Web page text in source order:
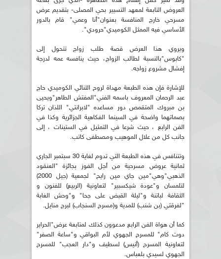
العروض التابعة لمعهد التسيير بحي المصلى- بتقديم عرض
مسرحي خارج المنافسة بعنوان"أنا وعمي" قام بالدور
الأساسي فيه الممثل الكوميدي"حرودي".
ويروي هذا العرض قصة طلب زواج تتحول إلى
"كابوس"بالنسبة لطالب الزواج، حيث ينافسه عمه لدرجة
إفشال مشروع زواجه.
للإشارة فإن هذه الطبعة مهداة لروح الثنائي الكوميدي حاج
عبد الرحمان المعروف باسمه الفني"المفتش الطاهر"ويحيى
بن مبروك المتقمص دور مساعده "لابرانتي" اللذان تركا
بصماتهما واضحة في السينما الفكاهية الجزائرية وكذا في
الفن الرابع ، حيث شرعا في التمثيل في الستينات ، إلى
جانب كل من علال الموهيب ومصطفى كاتب.
وتتنافس في هذه الطبعة التي تدوم لغاية 30 سبتمبر الجاري
ثمانية عروض مسرحية من أجل الفوز بجائزة "العنقود
الذهبي"وهي"مين جاي مين رايح" لجمعية (جيل 2000)
لتلمسان و"عودة شيكسبير" لتعاونية (الربيع) للفنون و
الثقافة لباتنة و"ليلة القبض على جحا" و"وحش الغابة
"لفرقتي (بن شنب) للمدية و(مسرح السنجاب) لبرج منايل.
كما أن هواة الفن الرابع مدعوون كذلك لمتابعة عرض"الحراير
دوت كام" للمسرح الجهوي لأم البواقي و"ساعة الصفر"
لتعاونية المسرح (أنيس) لسطيف و"دار العجب" للمسرح
الجهوي لسيدي بلعباس.